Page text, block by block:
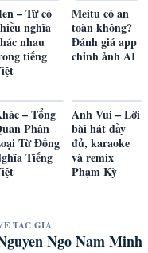
– Từ có
nghĩa
nhau
tiếng
Meitu có an
toàn không?
Đánh giá app
chỉnh ảnh AI
– Tổng
Phân
Từ Đồng
Tiếng
Anh Vui – Lời
bài hát đầy
đủ, karaoke
và remix
Phạm Kỳ
TAC GIA
Ngo Nam Minh